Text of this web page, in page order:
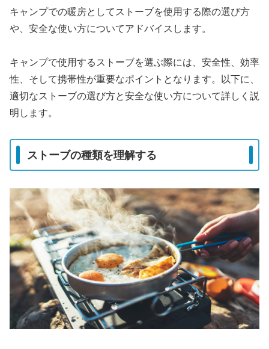
キャンプでの暖房としてストーブを使用する際の選び方
や、安全な使い方についてアドバイスします。
キャンプで使用するストーブを選ぶ際には、安全性、効率
性、そして携帯性が重要なポイントとなります。以下に、
適切なストーブの選び方と安全な使い方について詳しく説
明します。
ストーブの種類を理解する